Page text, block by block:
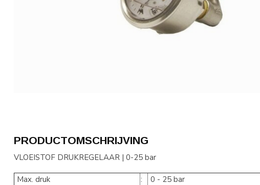
PRODUCTOMSCHRIJVING
VLOEISTOF DRUKREGELAAR | 0-25 bar
Max. druk :
0 - 25 bar